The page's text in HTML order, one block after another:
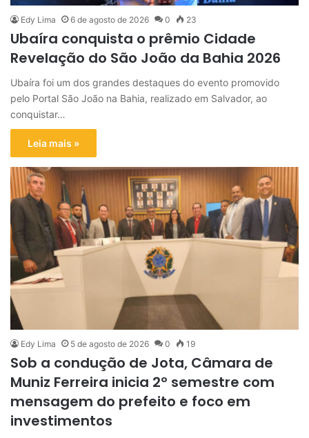
Edy Lima 6 de agosto de 2026 0 23
Ubaíra conquista o prêmio Cidade
Revelação do São João da Bahia 2026
Ubaíra foi um dos grandes destaques do evento promovido
pelo Portal São João na Bahia, realizado em Salvador, ao
conquistar…
Leia mais »
Edy Lima 5 de agosto de 2026 0 19
Sob a condução de Jota, Câmara de
Muniz Ferreira inicia 2º semestre com
mensagem do prefeito e foco em
investimentos